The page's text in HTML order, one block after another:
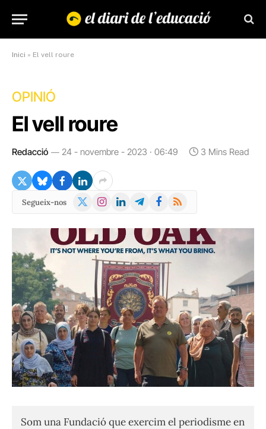
Inici » El vell roure
OPINIÓ
El vell roure
Redacció 24 - novembre - 2023 · 06:49 3 Mins Read
Segueix-nos
X
Instagram
LinkedInTelegramFacebook
RSS
Som una Fundació que exercim el periodisme en